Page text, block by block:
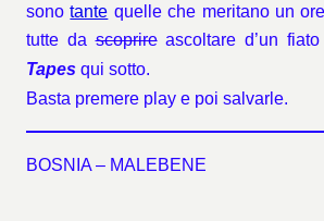
sonotante quelle che meritano un
tutte dascoprireascoltare d’un
Tapes qui sotto.
Basta premere play e poi salvarle.
BOSNIA – MALEBENE